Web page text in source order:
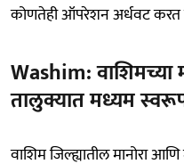
कोणतेही ऑपरेशन अर्धवट करत
Washim:
तालुक्यात मध्यम
वाशिम जिल्ह्यातील मानोरा